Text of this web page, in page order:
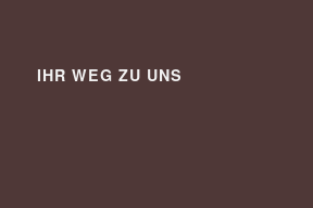
IHR WEG ZU UNS